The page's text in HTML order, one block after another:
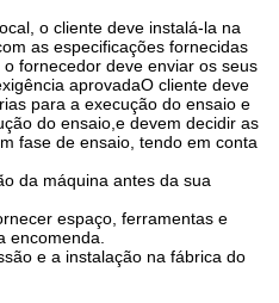
o cliente deve instalá-la na
as especificações fornecidas
fornecedor deve enviar os seus
aprovadaO cliente deve
para a execução do ensaio e
do ensaio,e devem decidir as
fase de ensaio, tendo em conta
da máquina antes da sua
espaço, ferramentas e
encomenda.
e a instalação na fábrica do